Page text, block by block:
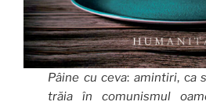
Pâine cu ceva: amintiri, ca
trăia în comunismul